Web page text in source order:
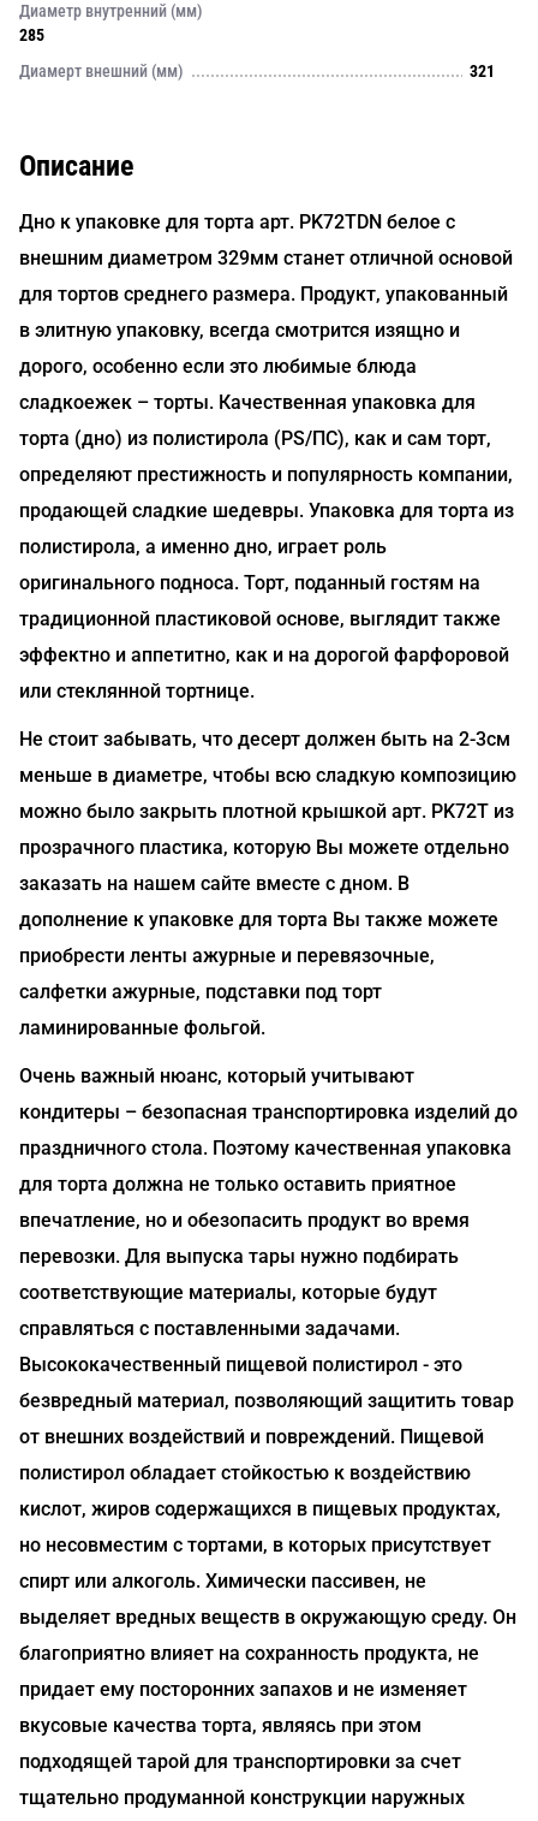
Диаметр внутренний (мм)
285
Диамерт внешний (мм)
321
Описание
Дно к упаковке для торта арт. PK72TDN белое с
внешним диаметром 329мм станет отличной основой
для тортов среднего размера. Продукт, упакованный
в элитную упаковку, всегда смотрится изящно и
дорого, особенно если это любимые блюда
сладкоежек – торты. Качественная упаковка для
торта (дно) из полистирола (PS/ПС), как и сам торт,
определяют престижность и популярность компании,
продающей сладкие шедевры. Упаковка для торта из
полистирола, а именно дно, играет роль
оригинального подноса. Торт, поданный гостям на
традиционной пластиковой основе, выглядит также
эффектно и аппетитно, как и на дорогой фарфоровой
или стеклянной тортнице.
Не стоит забывать, что десерт должен быть на 2-3см
меньше в диаметре, чтобы всю сладкую композицию
можно было закрыть плотной крышкой арт. PK72T из
прозрачного пластика, которую Вы можете отдельно
заказать на нашем сайте вместе с дном. В
дополнение к упаковке для торта Вы также можете
приобрести ленты ажурные и перевязочные,
салфетки ажурные, подставки под торт
ламинированные фольгой.
Очень важный нюанс, который учитывают
кондитеры – безопасная транспортировка изделий до
праздничного стола. Поэтому качественная упаковка
для торта должна не только оставить приятное
впечатление, но и обезопасить продукт во время
перевозки. Для выпуска тары нужно подбирать
соответствующие материалы, которые будут
справляться с поставленными задачами.
Высококачественный пищевой полистирол - это
безвредный материал, позволяющий защитить товар
от внешних воздействий и повреждений. Пищевой
полистирол обладает стойкостью к воздействию
кислот, жиров содержащихся в пищевых продуктах,
но несовместим с тортами, в которых присутствует
спирт или алкоголь. Химически пассивен, не
выделяет вредных веществ в окружающую среду. Он
благоприятно влияет на сохранность продукта, не
придает ему посторонних запахов и не изменяет
вкусовые качества торта, являясь при этом
подходящей тарой для транспортировки за счет
тщательно продуманной конструкции наружных